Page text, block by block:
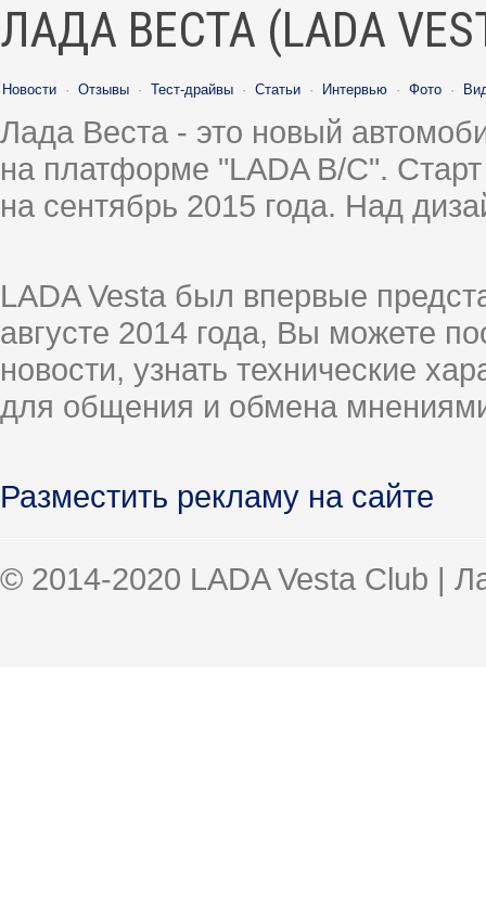
ЛАДА ВЕСТА (LADA
Новости · Отзывы · Тест-драйвы · Статьи · Интервью · Фото ·
Лада Веста - это новый
на платформе "LADA B/C".
на сентябрь 2015 года. Над
LADA Vesta был впервые
августе 2014 года, Вы можете
новости, узнать технические
для общения и обмена
Разместить рекламу на сайте
© 2014-2020 LADA Vesta Club |